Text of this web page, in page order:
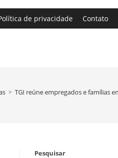
de privacidade Contato
> TGI reúne empregados e famílias
Pesquisar